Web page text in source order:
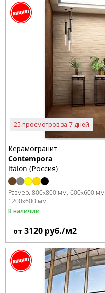
25 просмотров за 7 дней
Керамогранит
Contempora
Italon (Россия)
Размер: 800x800 мм 600x600 мм
1200x600 мм
В наличии
от 3120 руб./м2